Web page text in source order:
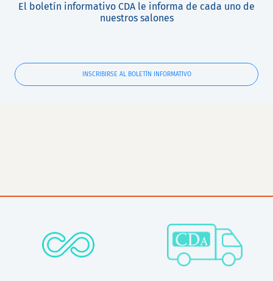
El boletín informativo CDA le informa de cada uno de
nuestros salones
INSCRIBIRSE AL BOLETÍN INFORMATIVO